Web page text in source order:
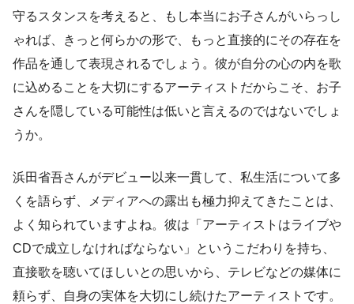
守るスタンスを考えると、もし本当にお子さんがいらっし
ゃれば、きっと何らかの形で、もっと直接的にその存在を
作品を通して表現されるでしょう。彼が自分の心の内を歌
に込めることを大切にするアーティストだからこそ、お子
さんを隠している可能性は低いと言えるのではないでしょ
うか。
浜田省吾さんがデビュー以来一貫して、私生活について多
くを語らず、メディアへの露出も極力抑えてきたことは、
よく知られていますよね。彼は「アーティストはライブや
CDで成立しなければならない」というこだわりを持ち、
直接歌を聴いてほしいとの思いから、テレビなどの媒体に
頼らず、自身の実体を大切にし続けたアーティストです。